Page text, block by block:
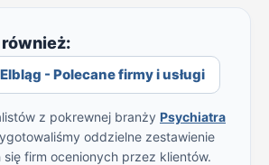
- Polecane firmy i usługi
z pokrewnej branży Psychiatra
oddzielne zestawienie
firm ocenionych przez klientów.